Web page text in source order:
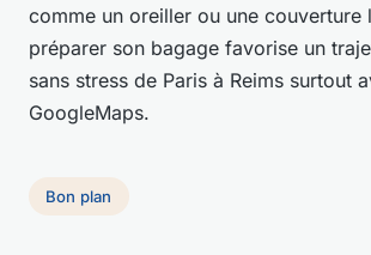
comme un oreiller ou une couverture
préparer son bagage favorise un
sans stress de Paris à Reims surtout
GoogleMaps.
Bon plan